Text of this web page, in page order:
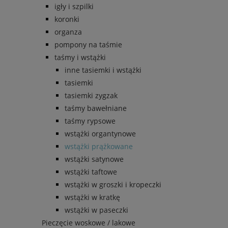
igły i szpilki
koronki
organza
pompony na taśmie
taśmy i wstążki
inne tasiemki i wstążki
tasiemki
tasiemki zygzak
taśmy bawełniane
taśmy rypsowe
wstążki organtynowe
wstążki prążkowane
wstążki satynowe
wstążki taftowe
wstążki w groszki i kropeczki
wstążki w kratkę
wstążki w paseczki
Pieczęcie woskowe / lakowe